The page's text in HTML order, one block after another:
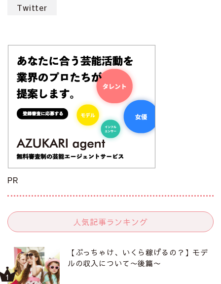
Twitter
PR
人気記事ランキング
【ぶっちゃけ、いくら稼げるの？】モデ
ルの収入について〜後篇〜